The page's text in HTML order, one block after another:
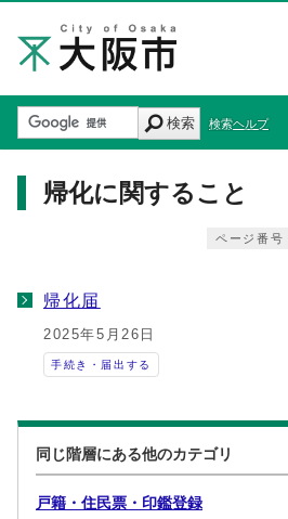
検索 検索ヘルプ
帰化に関すること
ページ番
帰化届
2025年5月26日
手続き・届出する
同じ階層にある他のカテゴリ
戸籍・住民票・印鑑登録